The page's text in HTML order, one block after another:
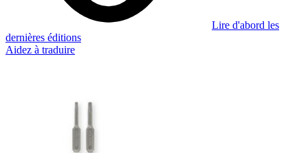
Lire d'abord les
dernières éditions
Aidez à traduire